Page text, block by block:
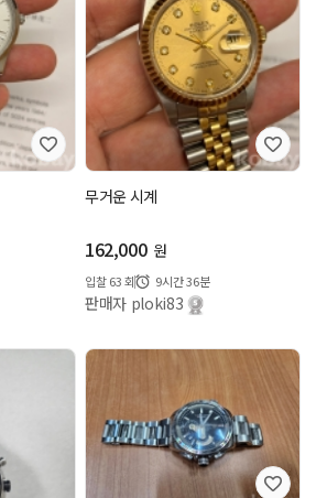
무거운 시계
162,000 원
입찰 63회 9시간 36분
판매자 ploki83